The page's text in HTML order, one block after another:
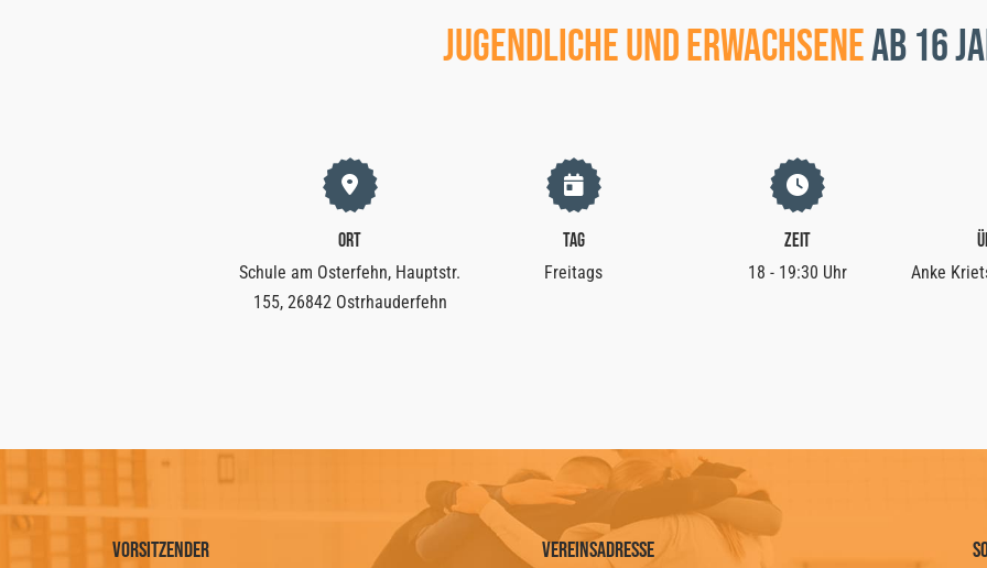
Jugendliche und Erwachseneab 16
Ort
Schule am Osterfehn, Hauptstr.
155, 26842 Ostrhauderfehn
Tag
Freitags
Zeit
18 - 19:30 Uhr Anke
Vorsitzender Vereinsadresse